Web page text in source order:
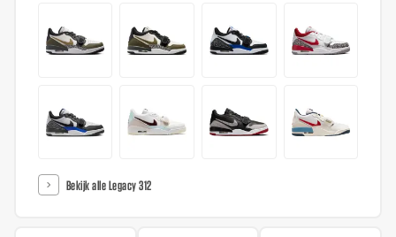
Bekijk alle Legacy 312